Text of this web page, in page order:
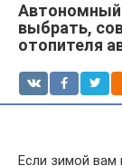
Автономный
выбрать,
отопителя
Если зимой вам